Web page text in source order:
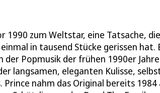
1990 zum Weltstar, eine Tatsache,
in tausend Stücke gerissen hat.
der Popmusik der frühen 1990er
langsamen, eleganten Kulisse,
nahm das Original bereits 1984